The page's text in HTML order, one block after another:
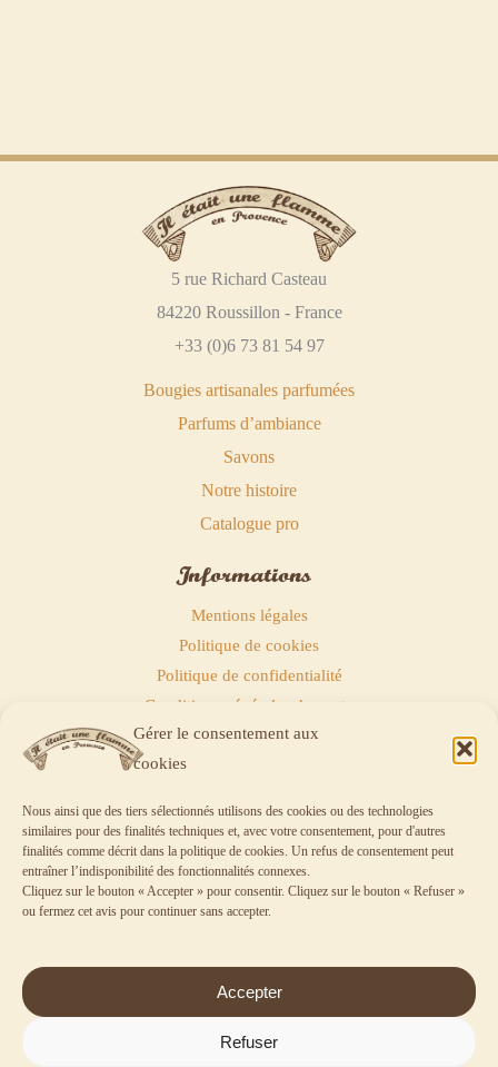
Gérer le consentement aux
cookies
Nous ainsi que des tiers sélectionnés utilisons des cookies ou des technologies
similaires pour des finalités techniques et, avec votre consentement, pour d'autres
finalités comme décrit dans la politique de cookies. Un refus de consentement peut
entraîner l’indisponibilité des fonctionnalités connexes.
Cliquez sur le bouton « Accepter » pour consentir. Cliquez sur le bouton « Refuser »
ou fermez cet avis pour continuer sans accepter.
Accepter
Refuser
5 rue Richard Casteau
84220 Roussillon - France
+33 (0)6 73 81 54 97
Bougies artisanales parfumées
Parfums d’ambiance
Savons
Notre histoire
Catalogue pro
Informations
Mentions légales
Politique de cookies
Politique de confidentialité
Conditions générales de vente
Politique de remboursements
Panier
Aucun article dans le panier.